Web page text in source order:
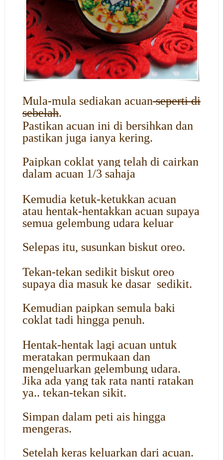
Mula-mula sediakan acuanseperti di
sebelah.
Pastikan acuan ini di bersihkan dan
pastikan juga ianya kering.
Paipkan coklat yang telah di cairkan
dalam acuan 1/3 sahaja
Kemudia ketuk-ketukkan acuan
atau hentak-hentakkan acuan supaya
semua gelembung udara keluar
Selepas itu, susunkan biskut oreo.
Tekan-tekan sedikit biskut oreo
supaya dia masuk ke dasar sedikit.
Kemudian paipkan semula baki
coklat tadi hingga penuh.
Hentak-hentak lagi acuan untuk
meratakan permukaan dan
mengeluarkan gelembung udara.
Jika ada yang tak rata nanti ratakan
ya.. tekan-tekan sikit.
Simpan dalam peti ais hingga
mengeras.
Setelah keras keluarkan dari acuan.